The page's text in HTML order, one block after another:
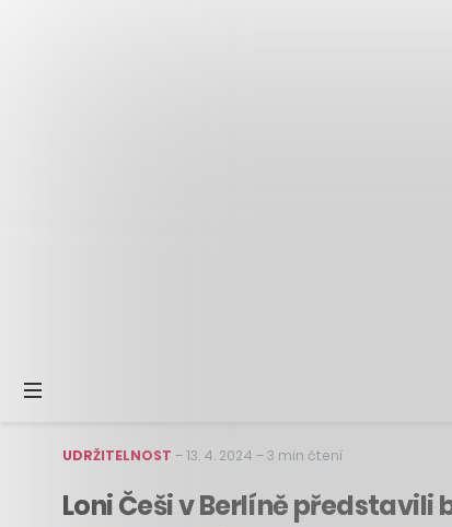
UDRŽITELNOST –13. 4. 2024 –3 min čtení
Loni Češi v Berlíně